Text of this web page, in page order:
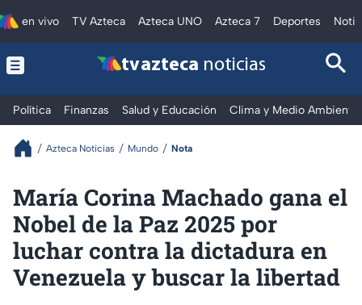
en vivo TV Azteca Azteca UNO Azteca 7 Deportes
tv azteca noticias
Política Finanzas Salud y Educación Clima y Medio Ambiente
Azteca Noticias Mundo Nota
María Corina Machado gana el
Nobel de la Paz 2025 por
luchar contra la dictadura en
Venezuela y buscar la libertad